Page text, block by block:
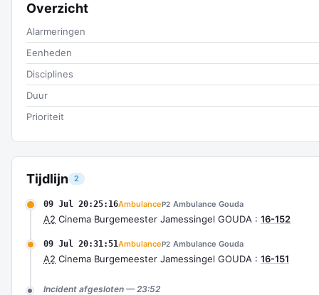
Tijdlijn 2
09 Jul 20:25:16AmbulanceP2 Ambulance Gouda
A2 Cinema Burgemeester Jamessingel GOUDA : 16-152
09 Jul 20:31:51AmbulanceP2 Ambulance Gouda
A2 Cinema Burgemeester Jamessingel GOUDA : 16-151
Incident afgesloten — 23:52
Overzicht
Alarmeringen
Eenheden
Disciplines
Duur
Prioriteit